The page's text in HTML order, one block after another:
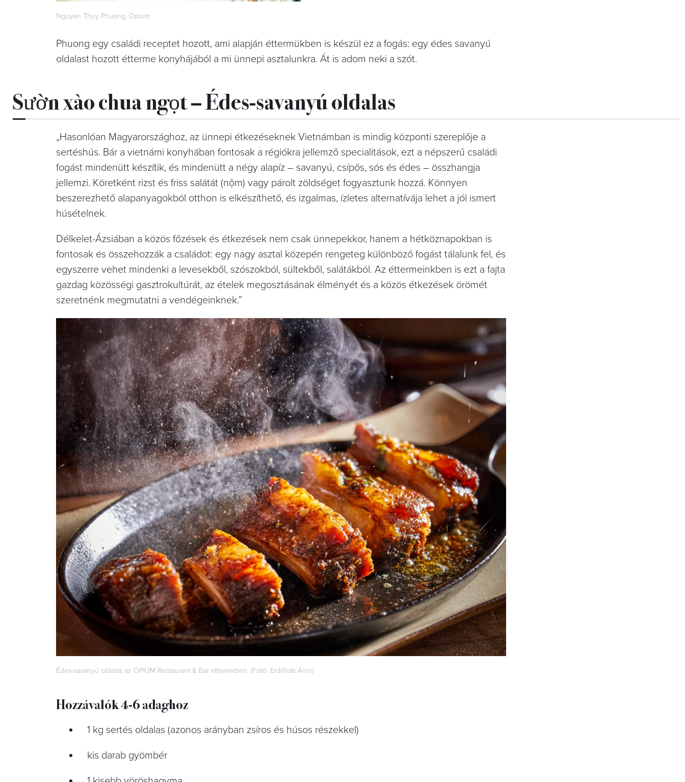
Nguyen Thuy Phuong, Opium
Phuong egy családi receptet hozott, ami alapján éttermükben is készül ez a fogás: egy édes savanyú
oldalast hozott étterme konyhájából a mi ünnepi asztalunkra. Át is adom neki a szót.
Sườn xào chua ngọt – Édes-savanyú oldalas
„Hasonlóan Magyarországhoz, az ünnepi étkezéseknek Vietnámban is mindig központi szereplője a
sertéshús. Bár a vietnámi konyhában fontosak a régiókra jellemző specialitások, ezt a népszerű családi
fogást mindenütt készítik, és mindenütt a négy alapíz – savanyú, csípős, sós és édes – összhangja
jellemzi. Köretként rizst és friss salátát (nộm) vagy párolt zöldséget fogyasztunk hozzá. Könnyen
beszerezhető alapanyagokból otthon is elkészíthető, és izgalmas, ízletes alternatívája lehet a jól ismert
húsételnek.
Délkelet-Ázsiában a közös főzések és étkezések nem csak ünnepekkor, hanem a hétköznapokban is
fontosak és összehozzák a családot: egy nagy asztal közepén rengeteg különböző fogást tálalunk fel, és
egyszerre vehet mindenki a levesekből, szószokból, sültekből, salátákból. Az éttermeinkben is ezt a fajta
gazdag közösségi gasztrokultúrát, az ételek megosztásának élményét és a közös étkezések örömét
szeretnénk megmutatni a vendégeinknek.”
Édes-savanyú oldalas az OPIUM Restaurant & Bar étteremben. (Fotó: Erdőháti Áron)
Hozzávalók 4-6 adaghoz
1 kg sertés oldalas (azonos arányban zsíros és húsos részekkel)
kis darab gyömbér